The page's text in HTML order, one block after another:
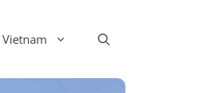
Vietnam